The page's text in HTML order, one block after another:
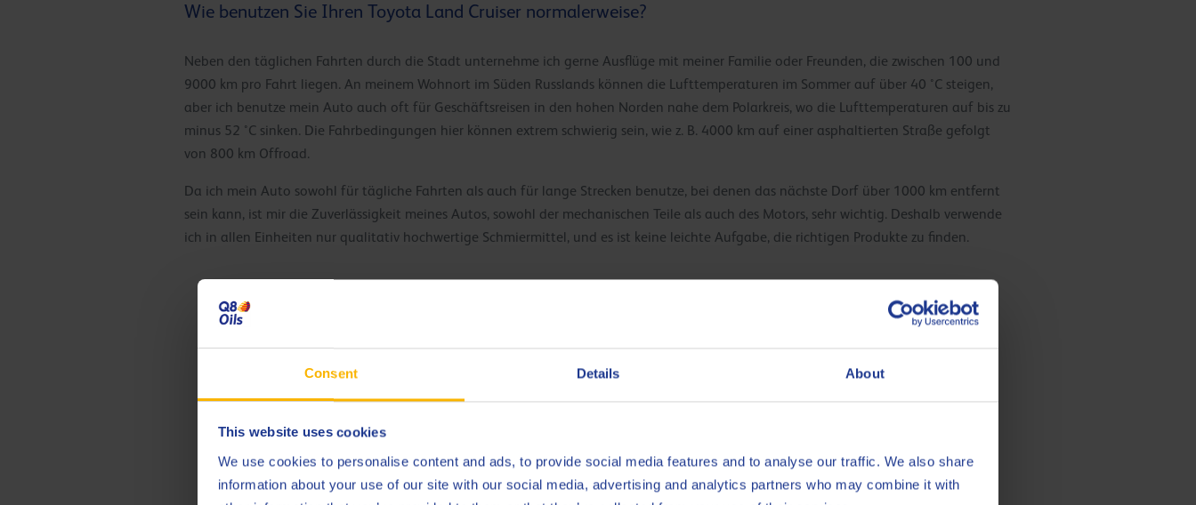
Consent Details About
This website uses cookies
We use cookies to personalise content and ads, to provide social media features and to analyse our traffic. We also share
information about your use of our site with our social media, advertising and analytics partners who may combine it with
Wie benutzen Sie Ihren Toyota Land Cruiser normalerweise?
Neben den täglichen Fahrten durch die Stadt unternehme ich gerne Ausflüge mit meiner Familie oder Freunden, die zwischen 100 und
9000 km pro Fahrt liegen. An meinem Wohnort im Süden Russlands können die Lufttemperaturen im Sommer auf über 40 °C steigen,
aber ich benutze mein Auto auch oft für Geschäftsreisen in den hohen Norden nahe dem Polarkreis, wo die Lufttemperaturen auf bis zu
minus 52 °C sinken. Die Fahrbedingungen hier können extrem schwierig sein, wie z. B. 4000 km auf einer asphaltierten Straße gefolgt
von 800 km Offroad.
Da ich mein Auto sowohl für tägliche Fahrten als auch für lange Strecken benutze, bei denen das nächste Dorf über 1000 km entfernt
sein kann, ist mir die Zuverlässigkeit meines Autos, sowohl der mechanischen Teile als auch des Motors, sehr wichtig. Deshalb verwende
ich in allen Einheiten nur qualitativ hochwertige Schmiermittel, und es ist keine leichte Aufgabe, die richtigen Produkte zu finden.